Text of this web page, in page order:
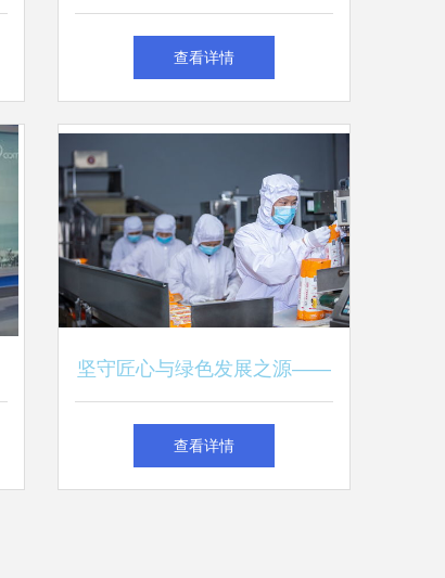
凯撒国际旅行社有限责任公司
查看详情
坚守匠心与绿色发展之源——
览白象食品对健康与生态的双
查看详情